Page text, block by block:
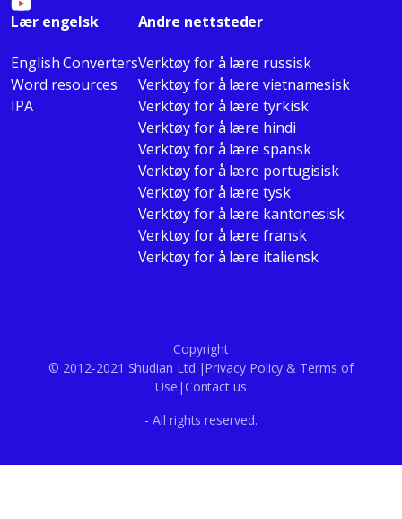
Lær engelsk
English Converters
Word resources
IPA
Andre nettsteder
Verktøy for å lære russisk
Verktøy for å lære vietnamesisk
Verktøy for å lære tyrkisk
Verktøy for å lære hindi
Verktøy for å lære spansk
Verktøy for å lære portugisisk
Verktøy for å lære tysk
Verktøy for å lære kantonesisk
Verktøy for å lære fransk
Verktøy for å lære italiensk
Copyright
© 2012-2021 Shudian Ltd.|Privacy Policy & Terms of
Use | Contact us
- All rights reserved.